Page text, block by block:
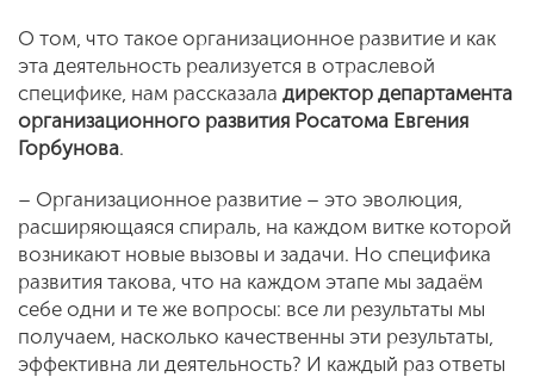
О том, что такое организационное развитие и как
эта деятельность реализуется в отраслевой
специфике, нам рассказала директор департамента
организационного развития Росатома Евгения
Горбунова.
– Организационное развитие – это эволюция,
расширяющаяся спираль, на каждом витке которой
возникают новые вызовы и задачи. Но специфика
развития такова, что на каждом этапе мы задаём
себе одни и те же вопросы: все ли результаты мы
получаем, насколько качественны эти результаты,
эффективна ли деятельность? И каждый раз ответы